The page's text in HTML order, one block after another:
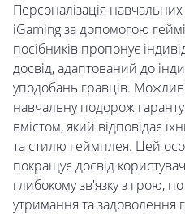
Персоналізація
iGaming за допомогою
посібників пропонує
досвід, адаптований до
уподобань гравців.
навчальну подорож
вмістом, який відповідає
та стилю геймплея. Цей
покращує досвід
глибокому зв'язку з грою,
утримання та задоволення